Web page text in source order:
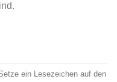
ein Lesezeichen auf den